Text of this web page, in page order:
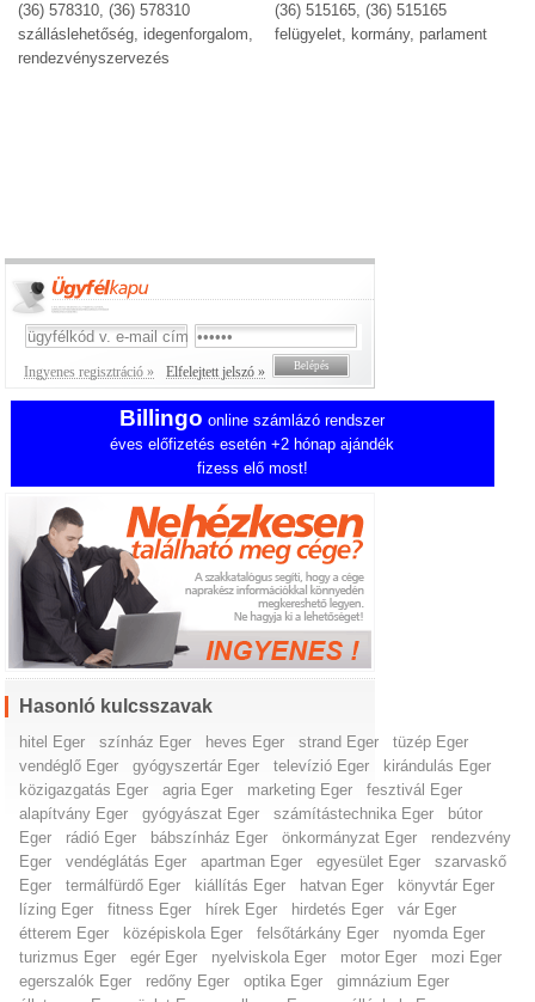
(36) 578310, (36) 578310
szálláslehetőség, idegenforgalom,
rendezvényszervezés
(36) 515165, (36) 515165
felügyelet, kormány, parlament
Ingyenes regisztráció » Elfelejtett jelszó »
Billingo online számlázó rendszer
éves előfizetés esetén +2 hónap ajándék
fizess elő most!
Hasonló kulcsszavak
hitel Eger színház Eger heves Eger strand Eger
tüzép Eger
vendéglő Eger
gyógyszertár Eger televízió Eger
kirándulás Eger
közigazgatás Eger
agria Eger marketing Eger
fesztivál Eger
alapítvány Eger
gyógyászat Eger számítástechnika Eger
bútor
Eger
rádió Eger bábszínház Eger önkormányzat Eger
rendezvény
Eger
vendéglátás Eger apartman Eger egyesület Eger
szarvaskő
Eger
termálfürdő Eger kiállítás Eger hatvan Eger
könyvtár Eger
lízing Eger
fitness Eger hírek Eger hirdetés Eger
vár Eger
étterem Eger
középiskola Eger felsőtárkány Eger
nyomda Eger
turizmus Eger
egér Eger nyelviskola Eger motor Eger
mozi Eger
egerszalók Eger
redőny Eger optika Eger
gimnázium Eger